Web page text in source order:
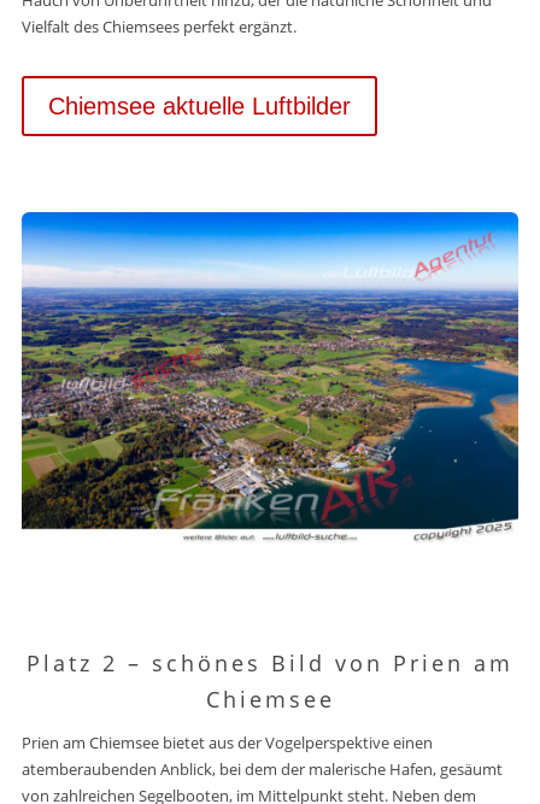
Vielfalt des Chiemsees perfekt ergänzt.
Chiemsee aktuelle Luftbilder
Platz 2 – schönes Bild von Prien am
Chiemsee
Prien am Chiemsee bietet aus der Vogelperspektive einen
atemberaubenden Anblick, bei dem der malerische Hafen, gesäumt
von zahlreichen Segelbooten, im Mittelpunkt steht. Neben dem